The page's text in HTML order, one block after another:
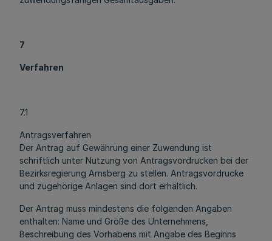
7
Verfahren
7.1
Antragsverfahren
Der Antrag auf Gewährung einer Zuwendung ist
schriftlich unter Nutzung von Antragsvordrucken bei der
Bezirksregierung Arnsberg zu stellen. Antragsvordrucke
und zugehörige Anlagen sind dort erhältlich.
Der Antrag muss mindestens die folgenden Angaben
enthalten: Name und Größe des Unternehmens,
Beschreibung des Vorhabens mit Angabe des Beginns